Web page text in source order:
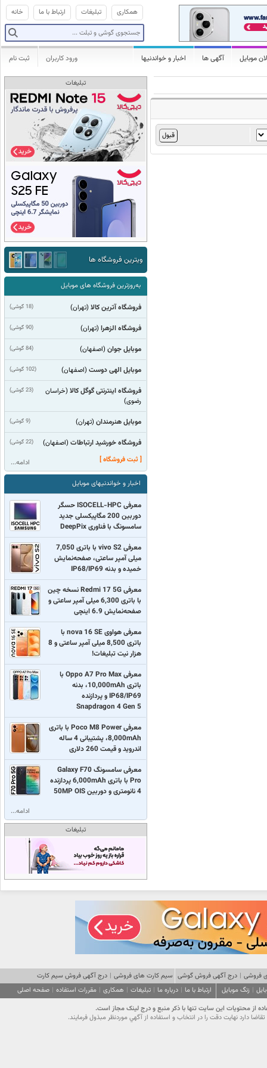
خانه ارتباط با ما تبلیغات همکاری
موبایل آگهی ها اخبار و خواندنیها ثبت نام ورود کاربران
تبلیغات
ویترین فروشگاه ها
به‌روزترین فروشگاه های موبایل
(18 گوشی) فروشگاه آترین کالا (تهران)
(90 گوشی) فروشگاه الزهرا (تهران)
(84 گوشی) موبایل جوان (اصفهان)
(102 گوشی) موبایل الهی دوست (اصفهان)
(23 گوشی) فروشگاه اینترنتی گوگل کالا (خراسان
رضوی)
(9 گوشی) موبایل هنرمندان (تهران)
(22 گوشی) فروشگاه خورشید ارتباطات (اصفهان)
[ ثبت فروشگاه ]
ادامه...
اخبار و خواندنیهای موبایل
معرفی ISOCELL-HPC حسگر
دوربین 200 مگاپیکسلی جدید
سامسونگ با فناوری DeepPix
معرفی vivo S2 با باتری 7,050
میلی آمپر ساعتی، صفحه‌نمایش
خمیده و بدنه IP68/IP69
معرفی Redmi 17 5G نسخه چین
با باتری 6,300 میلی آمپر ساعتی و
صفحه‌نمایش 6.9 اینچی
معرفی هواوی nova 16 SE با
باتری 8,500 میلی آمپر ساعتی و 8
هزار نیت تبلیغات!
معرفی Oppo A7 Pro Max با
باتری 10,000mAh، بدنه
IP68/IP69 و پردازنده
Snapdragon 4 Gen 5
معرفی Poco M8 Power با باتری
8,000mAh، پشتیبانی 4 ساله
اندروید و قیمت 260 دلاری
معرفی سامسونگ Galaxy F70
Pro با باتری 6,000mAh پردازنده
4 نانومتری و دوربین 50MP OIS
ادامه...
تبلیغات
فروشی | درج آگهی فروش گوشی سیم کارت های فروشی | درج آگهی فروش سیم کارت
| زنگ موبایل ارتباط با ما | درباره ما | تبلیغات | همکاری | مقررات استفاده | صفحه اصلی